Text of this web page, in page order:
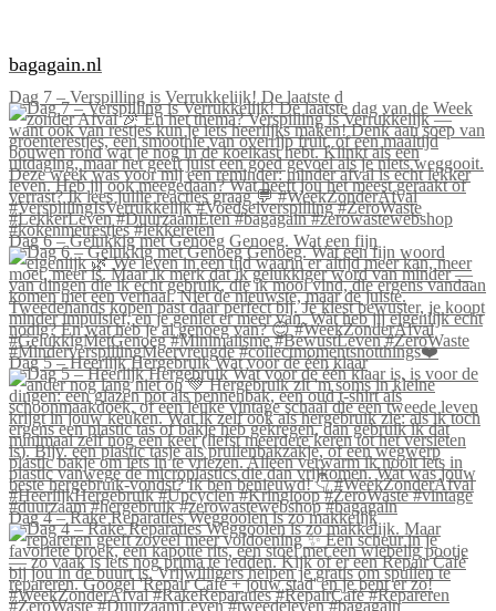
bagagain.nl
Dag 7 – Verspilling is Verrukkelijk! De laatste d
Dag 6 – Gelukkig met Genoeg Genoeg. Wat een fijn
Dag 5 – Heerlijk Hergebruik Wat voor de één klaar
Dag 4 – Rake Reparaties Weggooien is zo makkelijk